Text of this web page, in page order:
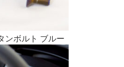
ンボルト ブルー